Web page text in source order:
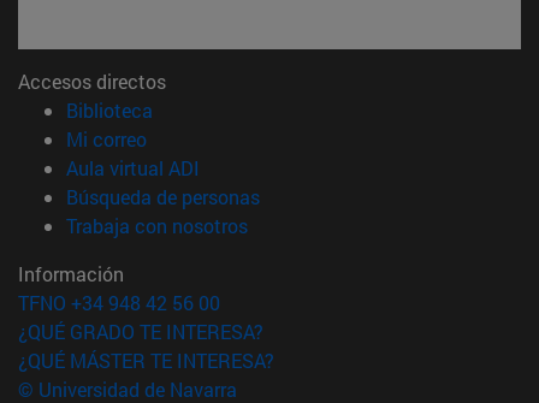
Accesos directos
Biblioteca
Mi correo(abre en nueva ventana)
Aula virtual ADI
Búsqueda de personas(abre en nueva ventana)
Trabaja con nosotros(abre en nueva ventana)
Información
TFNO +34 948 42 56 00
¿QUÉ GRADO TE INTERESA?
¿QUÉ MÁSTER TE INTERESA?
© Universidad de Navarra